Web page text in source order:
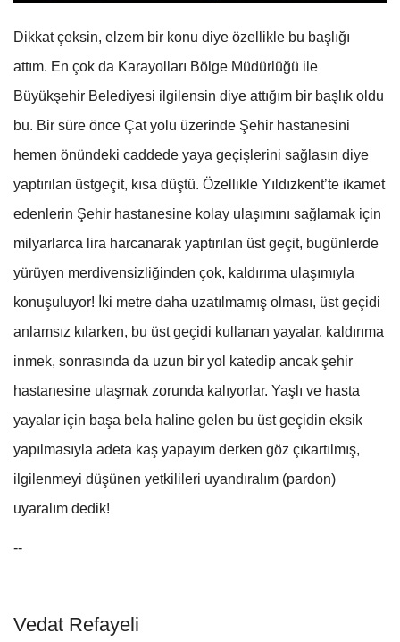
Dikkat çeksin, elzem bir konu diye özellikle bu başlığı
attım. En çok da Karayolları Bölge Müdürlüğü ile
Büyükşehir Belediyesi ilgilensin diye attığım bir başlık oldu
bu. Bir süre önce Çat yolu üzerinde Şehir hastanesini
hemen önündeki caddede yaya geçişlerini sağlasın diye
yaptırılan üstgeçit, kısa düştü. Özellikle Yıldızkent’te ikamet
edenlerin Şehir hastanesine kolay ulaşımını sağlamak için
milyarlarca lira harcanarak yaptırılan üst geçit, bugünlerde
yürüyen merdivensizliğinden çok, kaldırıma ulaşımıyla
konuşuluyor! İki metre daha uzatılmamış olması, üst geçidi
anlamsız kılarken, bu üst geçidi kullanan yayalar, kaldırıma
inmek, sonrasında da uzun bir yol katedip ancak şehir
hastanesine ulaşmak zorunda kalıyorlar. Yaşlı ve hasta
yayalar için başa bela haline gelen bu üst geçidin eksik
yapılmasıyla adeta kaş yapayım derken göz çıkartılmış,
ilgilenmeyi düşünen yetkilileri uyandıralım (pardon)
uyaralım dedik!
--
Vedat Refayeli